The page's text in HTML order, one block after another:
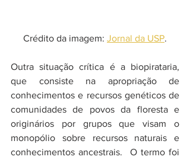
Crédito da imagem: Jornal da USP.
Outra situação crítica é a biopirataria,
que consiste na apropriação de
conhecimentos e recursos genéticos de
comunidades de povos da floresta e
originários por grupos que visam o
monopólio sobre recursos naturais e
conhecimentos ancestrais.  O termo foi